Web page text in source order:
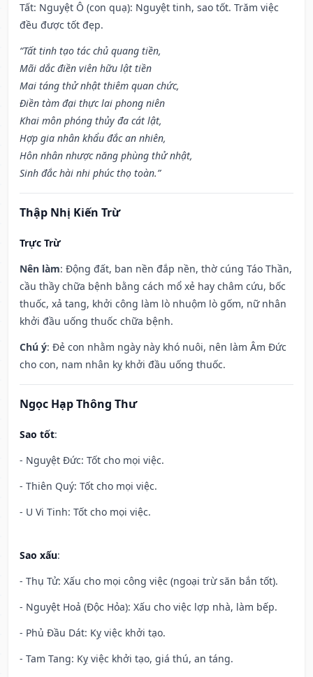
Tất: Nguyệt Ô (con quạ): Nguyệt tinh, sao tốt. Trăm việc
đều được tốt đẹp.
“Tất tinh tạo tác chủ quang tiền,
Mãi dắc điền viên hữu lật tiền
Mai táng thử nhật thiêm quan chức,
Điền tàm đại thực lai phong niên
Khai môn phóng thủy đa cát lật,
Hợp gia nhân khẩu đắc an nhiên,
Hôn nhân nhược năng phùng thử nhật,
Sinh đắc hài nhi phúc thọ toàn.”
Thập Nhị Kiến Trừ
Trực Trừ
Nên làm: Động đất, ban nền đắp nền, thờ cúng Táo Thần,
cầu thầy chữa bệnh bằng cách mổ xẻ hay châm cứu, bốc
thuốc, xả tang, khởi công làm lò nhuộm lò gốm, nữ nhân
khởi đầu uống thuốc chữa bệnh.
Chú ý: Đẻ con nhằm ngày này khó nuôi, nên làm Âm Đức
cho con, nam nhân kỵ khởi đầu uống thuốc.
Ngọc Hạp Thông Thư
Sao tốt:
- Nguyệt Đức: Tốt cho mọi việc.
- Thiên Quý: Tốt cho mọi việc.
- U Vi Tinh: Tốt cho mọi việc.
Sao xấu:
- Thụ Tử: Xấu cho mọi công việc (ngoại trừ săn bắn tốt).
- Nguyệt Hoả (Độc Hỏa): Xấu cho việc lợp nhà, làm bếp.
- Phủ Đầu Dát: Kỵ việc khởi tạo.
- Tam Tang: Kỵ việc khởi tạo, giá thú, an táng.